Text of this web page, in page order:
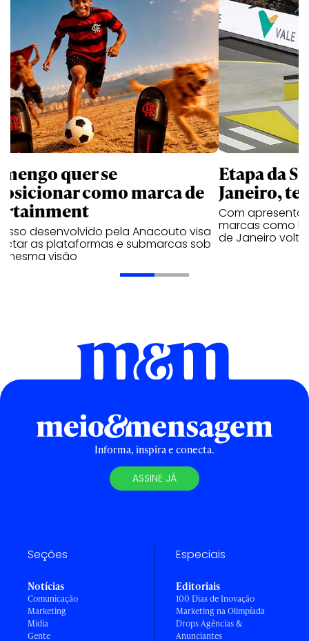
quer se
como marca de
desenvolvido pela Anacouto visa
as plataformas e submarcas sob
mesma visão
Etapa da
Janeiro,
Com
marcas como
de Janeiro
Informa, inspira e conecta.
ASSINE JÁ
Seções
Notícias
Comunicação
Marketing
Mídia
Gente
Especiais
Editoriais
100 Dias de Inovação
Marketing na Olimpíada
Drops Agências &
Anunciantes